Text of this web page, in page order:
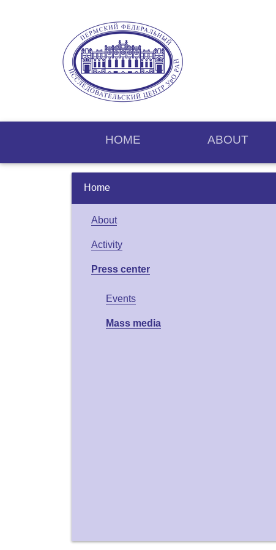
HOME ABOUT
Home
About
Activity
Press center
Events
Mass media